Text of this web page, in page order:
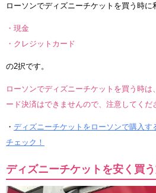
ローソンでディズニーチケットを買う時に
・現金
・クレジットカード
の2択です。
ローソンでディズニーチケットを買う時
ード決済はできませんので、注意してくだ
・ ディズニーチケットをローソンで購入す
チェック！
ディズニーチケットを安く買